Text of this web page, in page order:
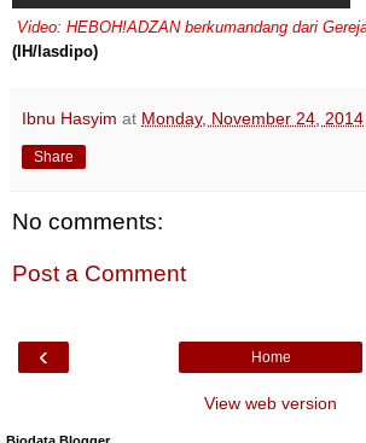
Video: HEBOH!ADZAN berkumandang dari
(IH/lasdipo)
Ibnu Hasyim at Monday, November 24, 2014
Share
No comments:
Post a Comment
‹ Home
View web version